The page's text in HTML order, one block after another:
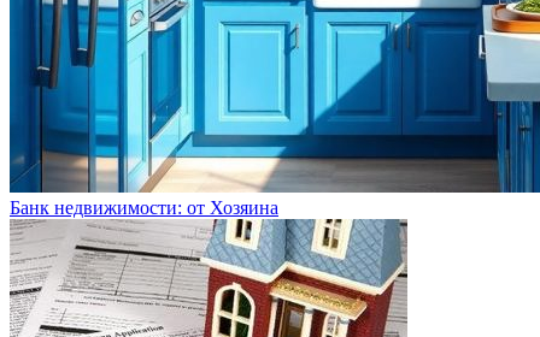
Банк недвижимости: от Хозяина